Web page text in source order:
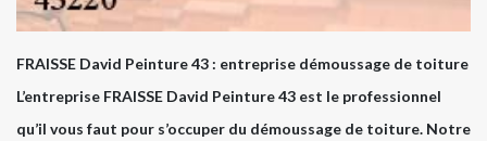
FRAISSE David Peinture 43 : entreprise démoussage de toiture
L’entreprise FRAISSE David Peinture 43 est le professionnel
qu’il vous faut pour s’occuper du démoussage de toiture. Notre